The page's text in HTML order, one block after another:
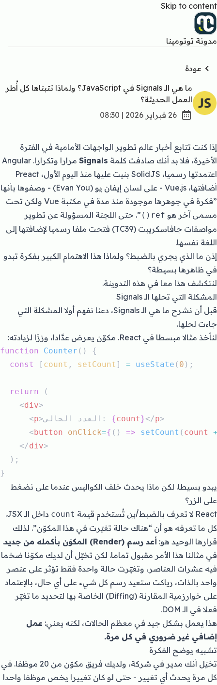
Skip to content
مدونة توتومينا
عودة
ما هي الـ Signals في JavaScript؟ ولماذا تتبناها كل أُطر
العمل الحديثة؟
26 فبراير 2026 | 08:30
إذا كنت تتابع أخبار عالم تطوير الواجهات الأمامية في الفترة
الأخيرة، فلا بد أنك صادفت كلمة Signals
مرارا وتكرارا. Angular
اعتمدتها رسميا، SolidJS بنيت عليها منذ اليوم الأول، Preact
أضافتها، Vue.js - على لسان إيفان يو (Evan You) - وصفوها بأنها
”
فكرة في جوهرها موجودة منذ مدة في مكتبة Vue ولكن تحت
مسمى آخر هو ref()
”. حتى اللجنة المسؤولة عن تطوير
مواصفات جافاسكريبت (TC39) فتحت
ملفا رسميا لإضافتها إلى
اللغة نفسها.
إذن ما الذي يجري بالضبط؟ ولماذا هذا الاهتمام الكبير بفكرة تبدو
في ظاهرها بسيطة؟
لنتكشف هذا معا في هذه التدوينة.
المشكلة التي تحلها الـ Signals
قبل أن نشرح ما هي الـ Signals، دعنا نفهم أولا المشكلة التي
جاءت لحلها.
لنأخذ مثالا مبسطا في React. مكوّن يعرض عدَّادا، وزرَّا لزيادته:
function Counter () {
const
[ count , setCount ] = useState ( 0 );
return (
    <
div>
      <
p >العدد الحالي: {count}</p>
      <
button onClick={ () => setCount ( count
    </
div>
  );
}
يبدو بسيطا. لكن ماذا يحدث خلف الكواليس عندما على نضغط
على الزر؟
React لا تعرف بالضبط
أين تُستخدم قيمة count
داخل الـ JSX.
كل ما تعرفه هو أن “هناك حالة تغيّرت في هذا المكوّن”. لذلك
قرارها الوحيد هو: أعد رسم (Render) المكوّن بأكمله من جديد
.
في مثالنا هذا الأمر مقبول تماما. لكن تخيّل أن لديك مكوّنا ضخما
فيه عشرات العناصر، وتغيّرت حالة واحدة فقط تؤثر على عنصر
واحد بالذات، رياكت ستعيد رسم كل شيء على أي حال، بالإعتماد
على خوارزمية المقارنة (Diffing) الخاصة بها لتحديد ما تغيّر
فعلا في الـ DOM.
هذا يعمل بشكل جيد في معظم الحالات، لكنه يعني: عمل
إضافي غير ضروري في كل مرة.
تشبيه يوضح الفكرة
تخيّل أنك مدير في شركة، ولديك فريق مكوّن من 20 موظفا. في
كل مرة يحدث أي تغيير - حتى لو كان تغييرا يخص موظفا واحدا